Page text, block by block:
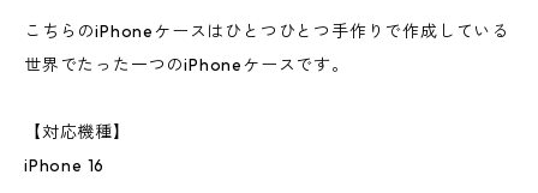
こちらのiPhoneケースはひとつひとつ手作りで作成している
世界でたった一つのiPhoneケースです。
【対応機種】
iPhone 16